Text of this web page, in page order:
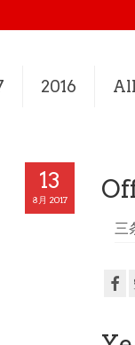
2016
13
8月 2017
三